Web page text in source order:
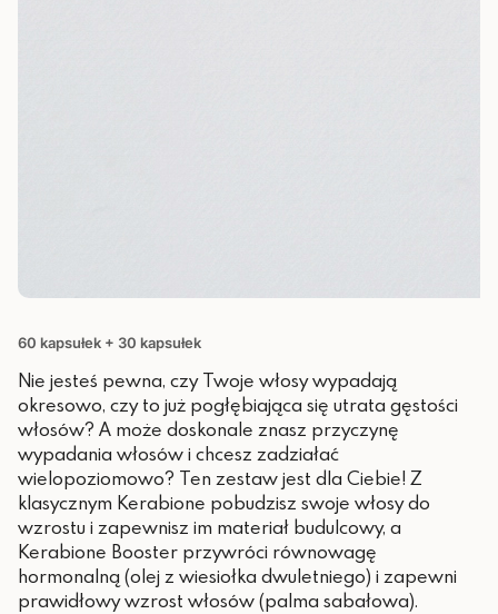
60 kapsułek + 30 kapsułek
Nie jesteś pewna, czy Twoje włosy wypadają
okresowo, czy to już pogłębiająca się utrata gęstości
włosów? A może doskonale znasz przyczynę
wypadania włosów i chcesz zadziałać
wielopoziomowo? Ten zestaw jest dla Ciebie! Z
klasycznym Kerabione pobudzisz swoje włosy do
wzrostu i zapewnisz im materiał budulcowy, a
Kerabione Booster przywróci równowagę
hormonalną (olej z wiesiołka dwuletniego) i zapewni
prawidłowy wzrost włosów (palma sabałowa).